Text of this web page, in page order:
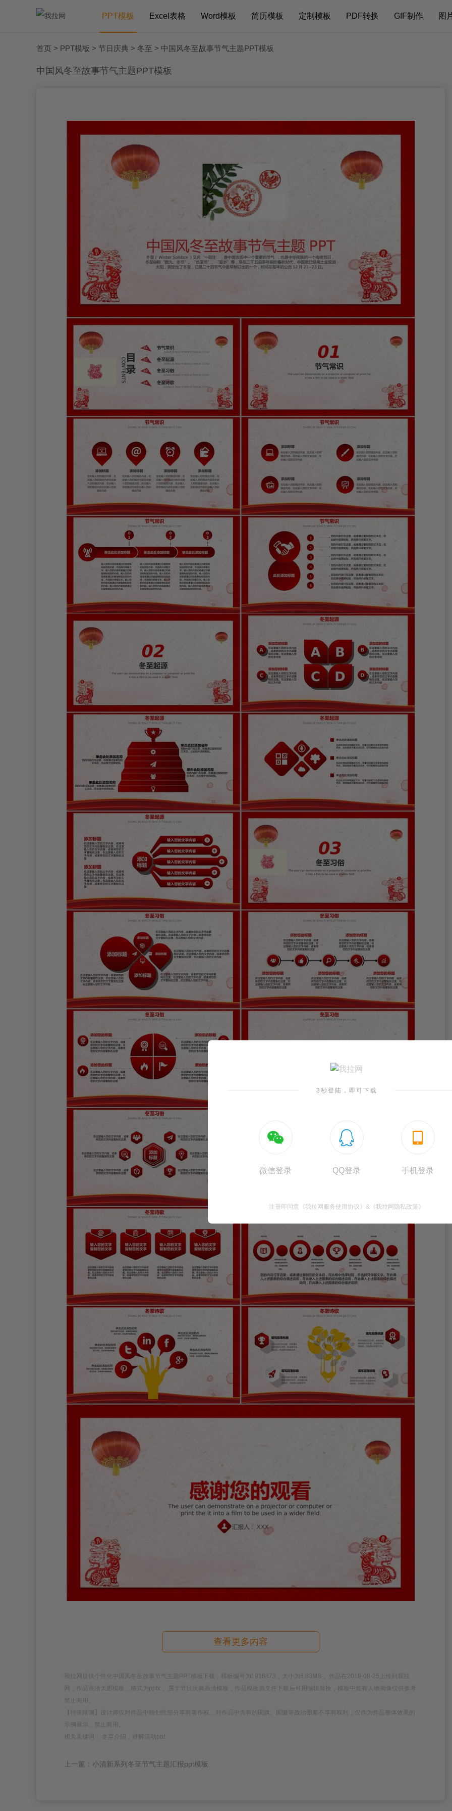
PPT模板 Excel表格 Word模板 简历模板 定制模板 PDF转换 GIF制作 图
首页 > PPT模板 > 节日庆典 > 冬至 > 中国风冬至故事节气主题PPT模板
中国风冬至故事节气主题PPT模板
查看更多内容
我拉网提供个性化中国风冬至故事节气主题PPT模板下载，模板编号为1916873，大小为8.83MB， 作品在2019-09-25上传到我拉
网，作品高清大图模板，格式为pptx， 属于节日庆典高清模板，作品模板源文件下载后可用编辑替换，模板中如有人物画像仅供参考
禁止商用。
【特殊限制】设计师仅对作品中独创性部分享有著作权，对作品中含有的国旗、国徽等政治图案不享有权利，仅作为作品整体效果的
示例展示，禁止商用。
相关关键词： 冬至介绍，讲解活动ppt
上一篇：小清新系列冬至节气主题汇报ppt模板
3秒登陆，即可下载

微信登录

QQ登录

手机登录
注册即同意 《我拉网服务使用协议》 & 《我拉网隐私政策》